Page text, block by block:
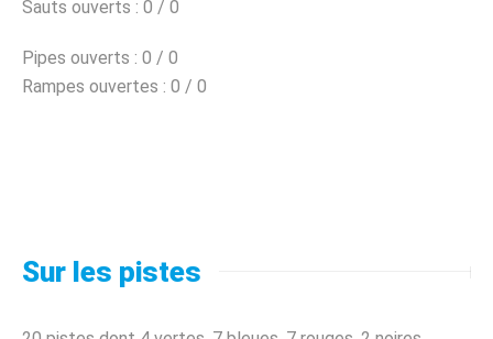
Sauts ouverts : 0 / 0
Pipes ouverts : 0 / 0
Rampes ouvertes : 0 / 0
Sur les pistes